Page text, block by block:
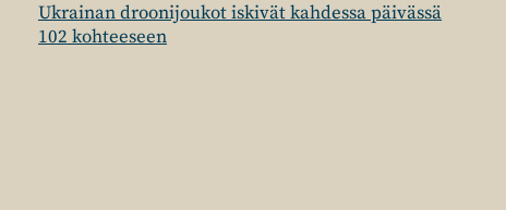
Ukrainan droonijoukot iskivät kahdessa päivässä
102 kohteeseen